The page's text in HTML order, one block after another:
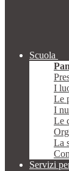
Scuola
I
Le
I
Le
La
Servizi